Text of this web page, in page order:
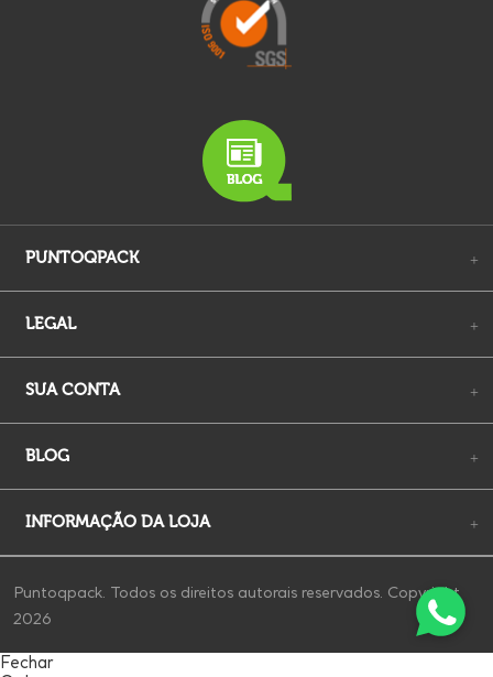
PUNTOQPACK +
LEGAL +
SUA CONTA +
BLOG +
INFORMAÇÃO DA LOJA +
Puntoqpack. Todos os direitos autorais reservados. Copyright
2026
Fechar